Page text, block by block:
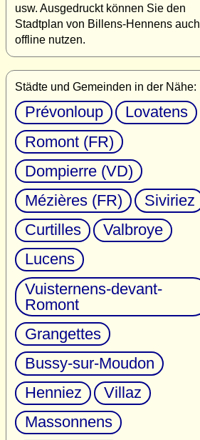
usw. Ausgedruckt können Sie den
Stadtplan von Billens-Hennens auch
offline nutzen.
Städte und Gemeinden in der Nähe:
Prévonloup
Lovatens
Romont (FR)
Dompierre (VD)
Mézières (FR)
Siviriez
Curtilles
Valbroye
Lucens
Vuisternens-devant-
Romont
Grangettes
Bussy-sur-Moudon
Henniez
Villaz
Massonnens